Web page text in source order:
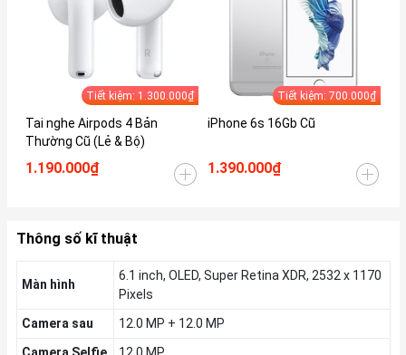
Tiết kiệm: 1.300.000₫
Tai nghe Airpods 4 Bản
Thường Cũ (Lẻ & Bộ)
1.190.000₫
Tiết kiệm: 700.000₫
iPhone 6s 16Gb Cũ
1.390.000₫
Thông số kĩ thuật
Màn hình
6.1 inch, OLED, Super Retina XDR, 2532 x 1170
Pixels
Camera sau
12.0 MP + 12.0 MP